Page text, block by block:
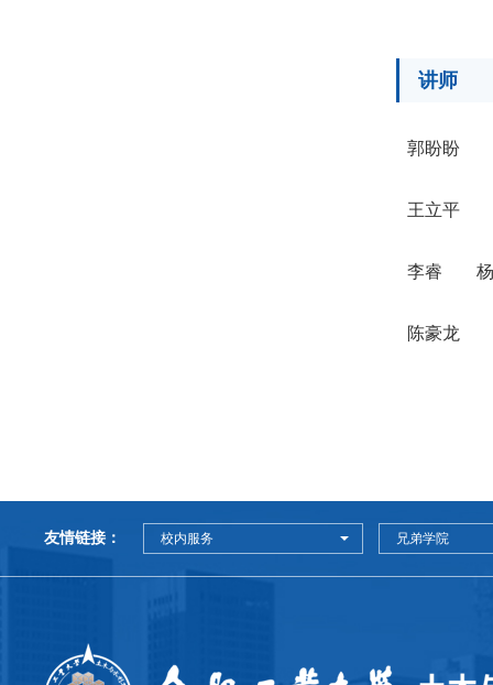
讲师
郭盼盼
王立平
李睿
陈豪龙
友情链接： 校内服务 兄弟学院